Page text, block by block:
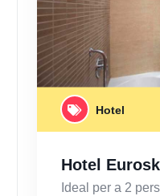
Hotel
Hotel
Ideal per a 2